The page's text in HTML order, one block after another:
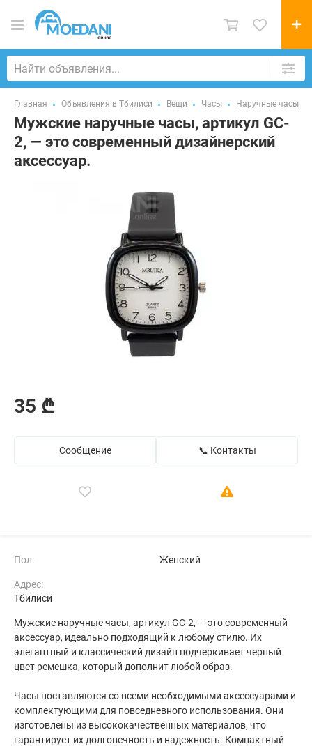
Главная Объявления в Тбилиси Вещи Часы Наручные часы
Мужские наручные часы, артикул GC-
2, — это современный дизайнерский
аксессуар.
35 ₾
Сообщение 📞 Контакты
Пол: Женский
Адрес:
Тбилиси
Мужские наручные часы, артикул GC-2, — это современный
аксессуар, идеально подходящий к любому стилю. Их
элегантный и классический дизайн подчеркивает черный
цвет ремешка, который дополнит любой образ.
Часы поставляются со всеми необходимыми аксессуарами и
комплектующими для повседневного использования. Они
изготовлены из высококачественных материалов, что
гарантирует их долговечность и надежность. Компактный